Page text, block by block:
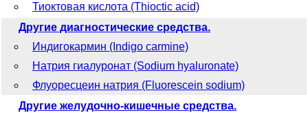
Тиоктовая кислота (Thioctic acid)
Другие диагностические средства.
Индигокармин (Indigo carmine)
Натрия гиалуронат (Sodium hyaluronate)
Флуоресцеин натрия (Fluorescein sodium)
Другие желудочно-кишечные средства.